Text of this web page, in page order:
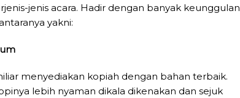
jenis acara. Hadir dengan banyak keunggulan
yakni:
menyediakan kopiah dengan bahan terbaik.
lebih nyaman dikala dikenakan dan sejuk